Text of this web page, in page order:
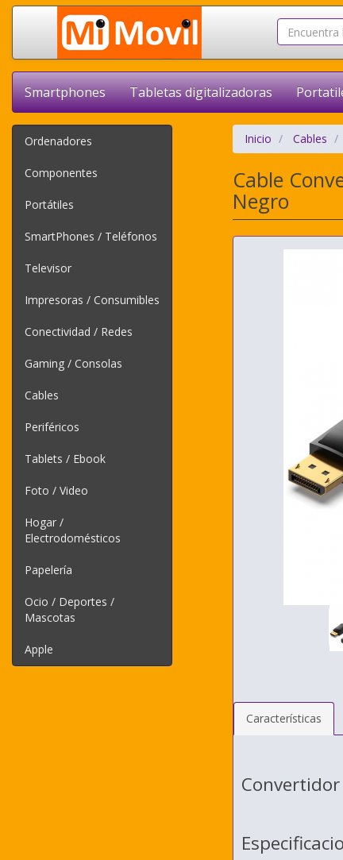
Smartphones Tabletas digitalizadoras
Ordenadores
Componentes
Portátiles
SmartPhones / Teléfonos
Televisor
Impresoras / Consumibles
Conectividad / Redes
Gaming / Consolas
Cables
Periféricos
Tablets / Ebook
Foto / Video
Hogar /
Electrodomésticos
Papelería
Ocio / Deportes /
Mascotas
Apple
Inicio Cables
Cable
Negro
Características